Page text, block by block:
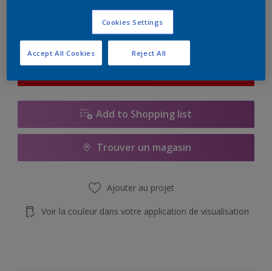
Calculer
Ce produit n'est pas destiné à la vente en ligne et ne
Add to Shopping list
Trouver un magasin
Ajouter au projet
Voir la couleur dans votre application de visualisation
Cookies Settings
Reject All
Accept All Cookies